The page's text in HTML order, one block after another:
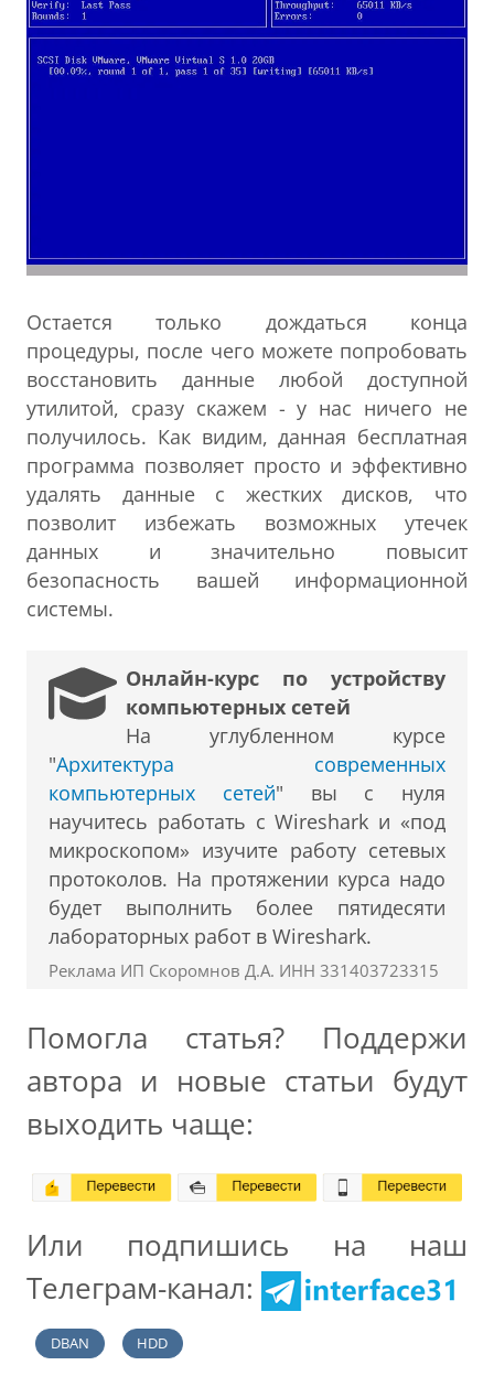
Остается только дождаться конца
процедуры, после чего можете попробовать
восстановить данные любой доступной
утилитой, сразу скажем - у нас ничего не
получилось. Как видим, данная бесплатная
программа позволяет просто и эффективно
удалять данные с жестких дисков, что
позволит избежать возможных утечек
данных и значительно повысит
безопасность вашей информационной
системы.
Онлайн-курс по устройству
компьютерных сетей
На углубленном курсе
"Архитектура современных
компьютерных сетей" вы с нуля
научитесь работать с Wireshark и «под
микроскопом» изучите работу сетевых
протоколов. На протяжении курса надо
будет выполнить более пятидесяти
лабораторных работ в Wireshark.
Реклама ИП Скоромнов Д.А. ИНН 331403723315
Помогла статья? Поддержи
автора и новые статьи будут
выходить чаще:
Или подпишись на наш
Телеграм-канал:
DBAN HDD